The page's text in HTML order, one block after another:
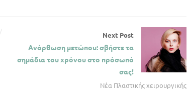
Next Post
Ανόρθωση μετώπου: σβήστε τα
σημάδια του χρόνου στο πρόσωπό
σας!
Νέα Πλαστικής χειρουργικής